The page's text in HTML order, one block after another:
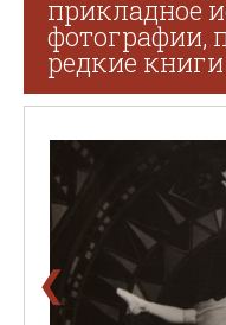
прикладное
фотографии,
редкие
❮